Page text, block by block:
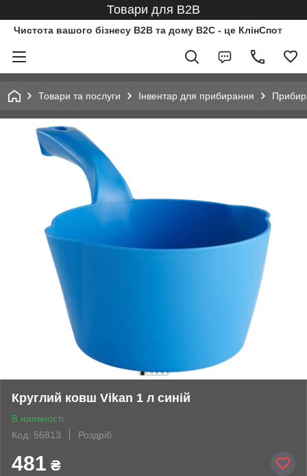
Товари для B2B
Чистота вашого бізнесу B2B та дому B2C - це КлінСпот
Товари та послуги Інвентар для прибирання
Круглий ковш Vikan 1 л синій
В наявності
Код: 56813
Роздріб
481 ₴